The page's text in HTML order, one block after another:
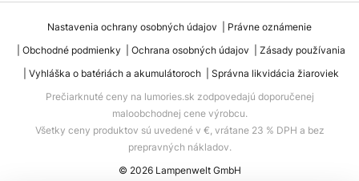
Nastavenia ochrany osobných údajov
Právne oznámenie
Obchodné podmienky
Ochrana osobných údajov
Zásady používania
Vyhláška o batériách a akumulátoroch
Správna likvidácia žiaroviek
Prečiarknuté ceny na lumories.sk zodpovedajú doporučenej
maloobchodnej cene výrobcu.
Všetky ceny produktov sú uvedené v €, vrátane 23 % DPH a bez
prepravných nákladov.
© 2026 Lampenwelt GmbH